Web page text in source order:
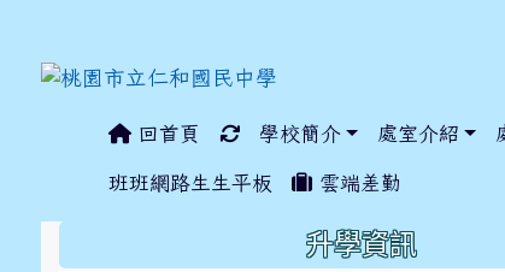
回首頁 學校簡介 處室介紹
班班網路生生平板 雲端差勤
升學資訊